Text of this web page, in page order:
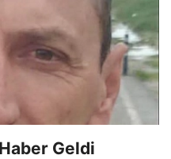
Geldi